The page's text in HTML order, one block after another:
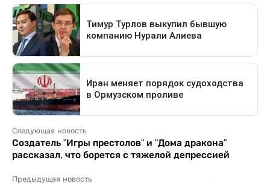
Следующая новость
Создатель "Игры престолов" и "Дома дракона"
рассказал, что борется с тяжелой депрессией
Предыдущая новость